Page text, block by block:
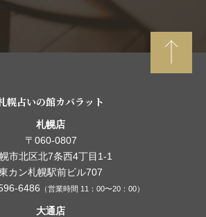
幌占いの館カバラット
札幌店
〒060-0807
市北区北7条西4丁目1-1
カン札幌駅前ビル707
6486 （営業時間 11：00〜20：00）
大通店